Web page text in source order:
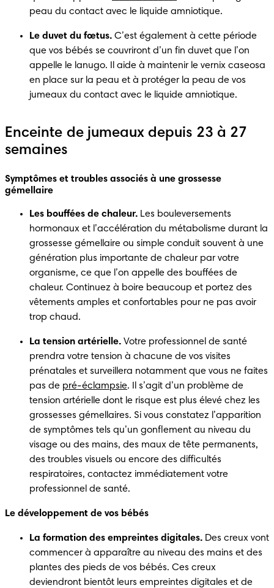
peau du contact avec le liquide amniotique.
Le duvet du fœtus. C’est également à cette période
que vos bébés se couvriront d’un fin duvet que l’on
appelle le lanugo. Il aide à maintenir le vernix caseosa
en place sur la peau et à protéger la peau de vos
jumeaux du contact avec le liquide amniotique.
Enceinte de jumeaux depuis 23 à 27
semaines
Symptômes et troubles associés à une grossesse
gémellaire
Les bouffées de chaleur. Les bouleversements
hormonaux et l’accélération du métabolisme durant la
grossesse gémellaire ou simple conduit souvent à une
génération plus importante de chaleur par votre
organisme, ce que l’on appelle des bouffées de
chaleur. Continuez à boire beaucoup et portez des
vêtements amples et confortables pour ne pas avoir
trop chaud.
La tension artérielle. Votre professionnel de santé
prendra votre tension à chacune de vos visites
prénatales et surveillera notamment que vous ne faites
pas de pré-éclampsie. Il s’agit d’un problème de
tension artérielle dont le risque est plus élevé chez les
grossesses gémellaires. Si vous constatez l’apparition
de symptômes tels qu’un gonflement au niveau du
visage ou des mains, des maux de tête permanents,
des troubles visuels ou encore des difficultés
respiratoires, contactez immédiatement votre
professionnel de santé.
Le développement de vos bébés
La formation des empreintes digitales. Des creux vont
commencer à apparaître au niveau des mains et des
plantes des pieds de vos bébés. Ces creux
deviendront bientôt leurs empreintes digitales et de